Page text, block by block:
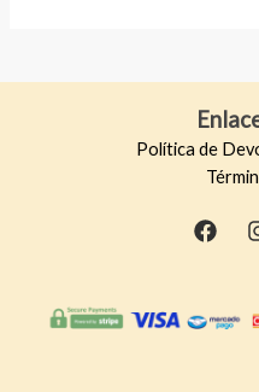
Política de